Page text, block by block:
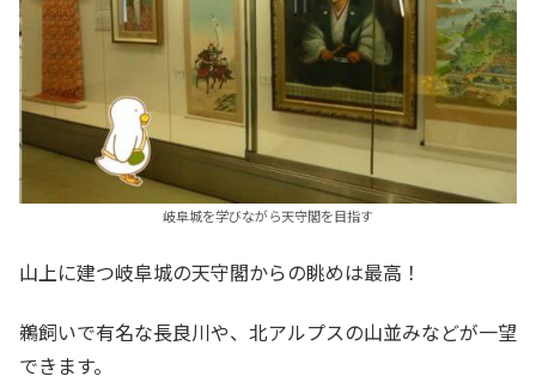
岐阜城を学びながら天守閣を目指す
山上に建つ岐阜城の天守閣からの眺めは最高！
鵜飼いで有名な長良川や、北アルプスの山並みなどが一望
できます。